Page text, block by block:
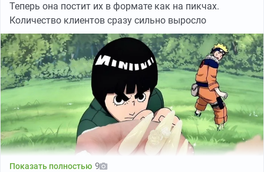
Теперь она постит их в формате как на пикчах.
Количество клиентов сразу сильно выросло
Показать полностью 9